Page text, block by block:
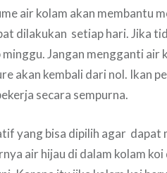
air kolam akan membantu
dilakukan setiap hari. Jika
Jangan mengganti air
akan kembali dari nol. Ikan
secara sempurna.
yang bisa dipilih agar dapat
air hijau di dalam kolam